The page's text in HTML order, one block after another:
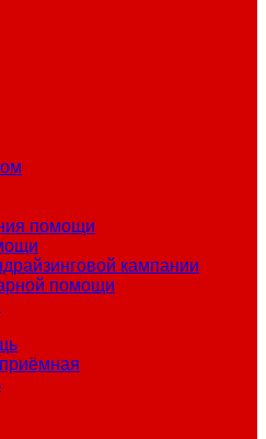
помощи
кампании
помощи